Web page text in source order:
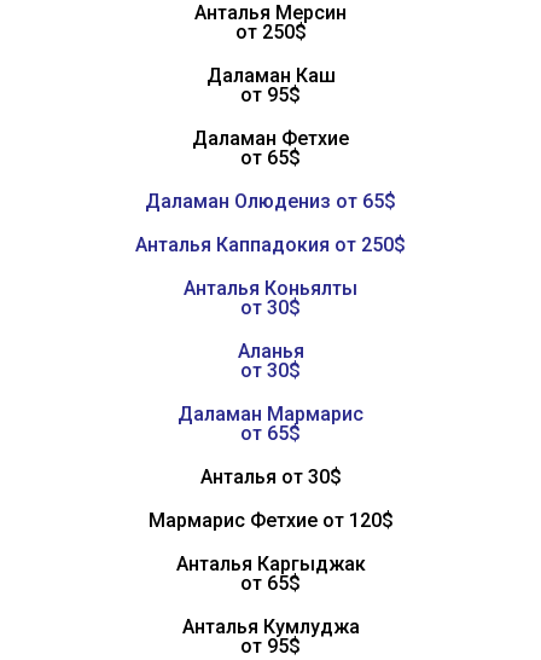
Анталья Мерсин
от 250$
Даламан Каш
от 95$
Даламан Фетхие
от 65$
Даламан Олюдениз от 65$
Анталья Каппадокия от 250$
Анталья Коньялты
от 30$
Аланья
от 30$
Даламан Мармарис
от 65$
Анталья от 30$
Мармарис Фетхие от 120$
Анталья Каргыджак
от 65$
Анталья Кумлуджа
от 95$